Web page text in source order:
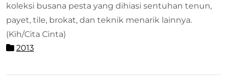
koleksi busana pesta yang dihiasi sentuhan tenun,
payet, tile, brokat, dan teknik menarik lainnya.
(Kih/Cita Cinta)
2013